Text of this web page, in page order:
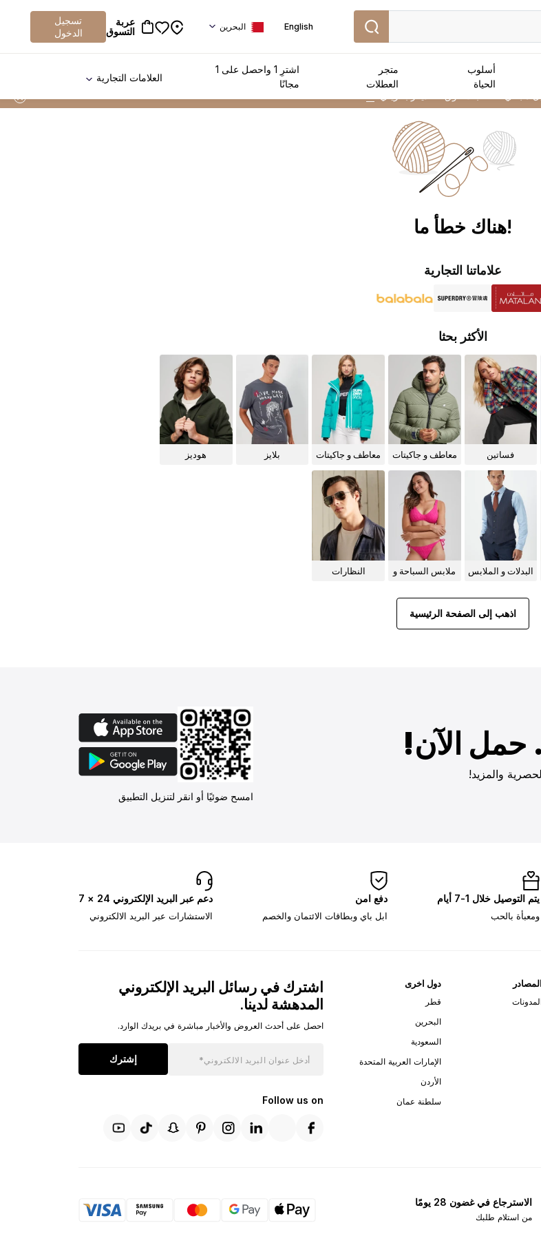
English البحرين
عربة
التسوق
تسجيل
الدخول
أسلوب
الحياة
متجر
العطلات
اشترِ 1 واحصل على 1
مجانًا
العلامات التجارية
!هناك خطأ ما
علاماتنا التجارية
الأكثر بحثا
فساتين
معاطف و جاكيتات
معاطف و جاكيتات
بلايز هوديز
البدلات و الملابس
ملابس السباحة و
النظارات
اذهب إلى الصفحة الرئيسية
حمل الآن!
والمزيد!
امسح ضوئيًا أو انقر لتنزيل التطبيق
يتم التوصيل خلال 1-7 أيام
ومعبأة بالحب
دفع امن
ابل باي وبطاقات الائتمان والخصم
دعم عبر البريد الإلكتروني 24 × 7
الاستشارات عبر البريد الالكتروني
المصادر دول اخرى
قطر
البحرين
السعودية
الإمارات العربية المتحدة
الأردن
سلطنة عمان
اشترك في رسائل البريد الإلكتروني
المدهشة لدينا.
احصل على أحدث العروض والأخبار مباشرة في بريدك الوارد.
إشترك
Follow us on
الاسترجاع في غضون 28 يومًا
من استلام طلبك